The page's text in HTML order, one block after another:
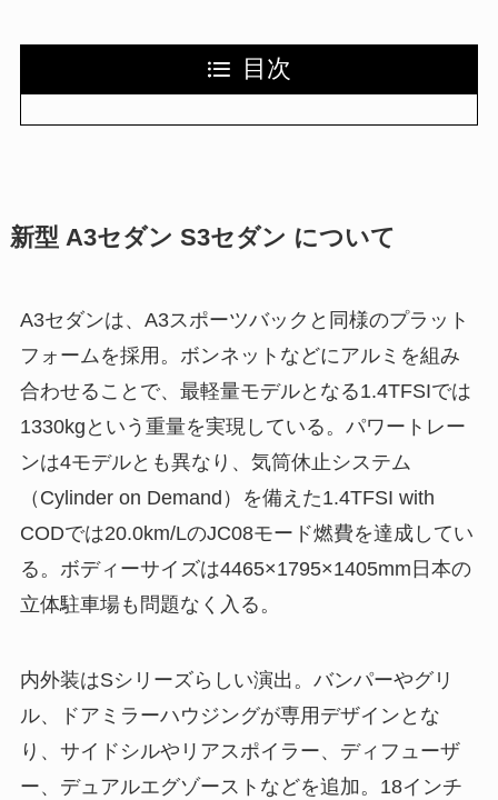
目次
新型 A3セダン S3セダン について
A3セダンは、A3スポーツバックと同様のプラット
フォームを採用。ボンネットなどにアルミを組み
合わせることで、最軽量モデルとなる1.4TFSIでは
1330kgという重量を実現している。パワートレー
ンは4モデルとも異なり、気筒休止システム
（Cylinder on Demand）を備えた1.4TFSI with
CODでは20.0km/LのJC08モード燃費を達成してい
る。ボディーサイズは4465×1795×1405mm日本の
立体駐車場も問題なく入る。
内外装はSシリーズらしい演出。バンパーやグリ
ル、ドアミラーハウジングが専用デザインとな
り、サイドシルやリアスポイラー、ディフューザ
ー、デュアルエグゾーストなどを追加。18インチ